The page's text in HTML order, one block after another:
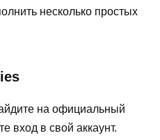
несколько простых
на официальный
вход в свой аккаунт.